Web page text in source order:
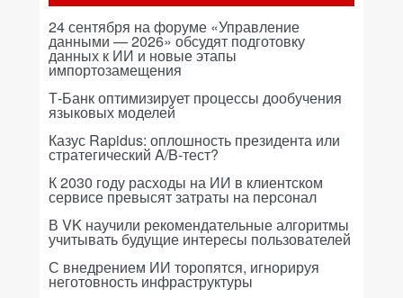
24 сентября на форуме «Управление
данными — 2026» обсудят подготовку
данных к ИИ и новые этапы
импортозамещения
Т-Банк оптимизирует процессы дообучения
языковых моделей
Казус Rapidus: оплошность президента или
стратегический A/B-тест?
К 2030 году расходы на ИИ в клиентском
сервисе превысят затраты на персонал
В VK научили рекомендательные алгоритмы
учитывать будущие интересы пользователей
С внедрением ИИ торопятся, игнорируя
неготовность инфраструктуры